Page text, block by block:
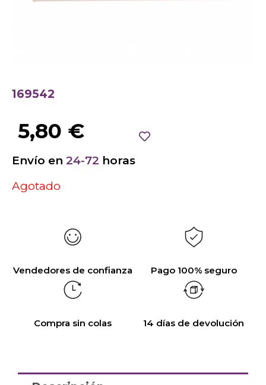
169542
5,80 €
Envío en 24-72 horas
Agotado
Vendedores de confianza Pago 100% seguro
Compra sin colas 14 días de devolución